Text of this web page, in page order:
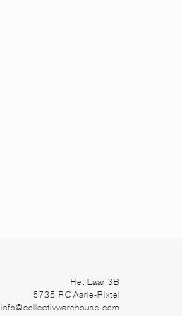
Het Laar 3B
5735 RC Aarle-Rixtel
info@collectivwarehouse.com